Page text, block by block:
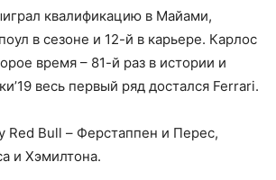
квалификацию в Майами,
в сезоне и 12-й в карьере. Карлос
время – 81-й раз в истории и
весь первый ряд достался Ferrari.
Red Bull – Ферстаппен и Перес,
и Хэмилтона.